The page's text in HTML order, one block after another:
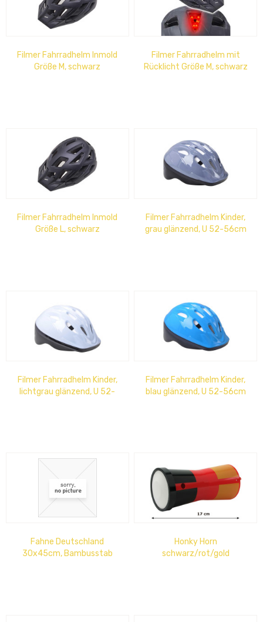
Filmer Fahrradhelm Inmold
Größe M, schwarz
Filmer Fahrradhelm mit
Rücklicht Größe M, schwarz
Filmer Fahrradhelm Inmold
Größe L, schwarz
Filmer Fahrradhelm Kinder,
grau glänzend, U 52-56cm
Filmer Fahrradhelm Kinder,
lichtgrau glänzend, U 52-
Filmer Fahrradhelm Kinder,
blau glänzend, U 52-56cm
Fahne Deutschland
30x45cm, Bambusstab
Honky Horn
schwarz/rot/gold